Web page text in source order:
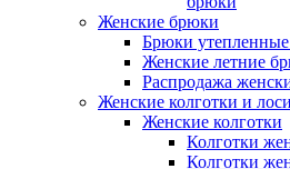
Женские брюки
Брюки
Женские летние
Распродажа
Женские колготки и
Женские колготки
Колготки
Колготки